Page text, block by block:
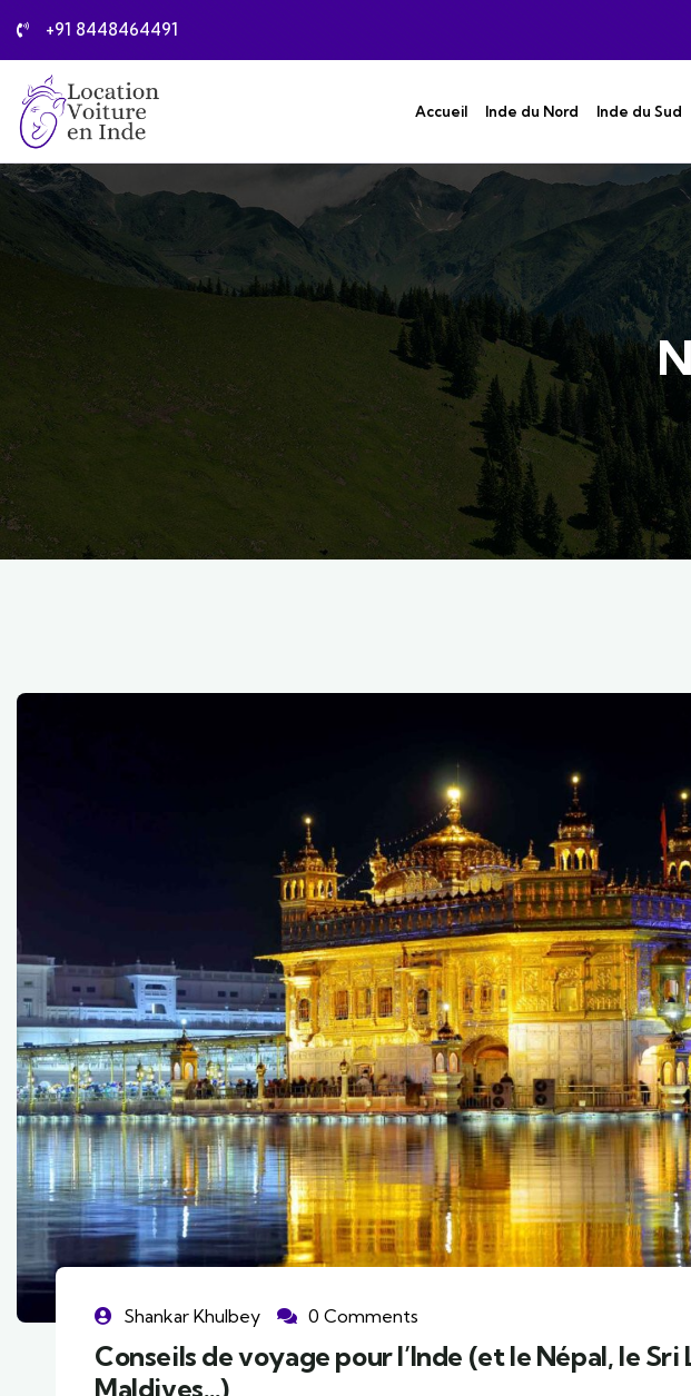
+91 8448464491
Accueil Inde du Nord Inde du Sud
Shankar Khulbey 0 Comments
Conseils de voyage pour l’Inde (et le Népal, le Sri
Maldives…)